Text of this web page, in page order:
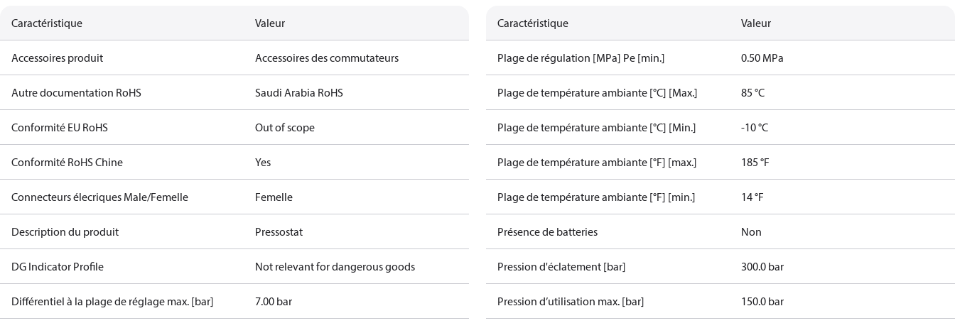
Caractéristique Valeur
Accessoires produit Accessoires des commutateurs
Autre documentation RoHS Saudi Arabia RoHS
Conformité EU RoHS Out of scope
Conformité RoHS Chine Yes
Connecteurs élecriques Male/Femelle Femelle
Description du produit Pressostat
DG Indicator Profile Not relevant for dangerous goods
Différentiel à la plage de réglage max. [bar] 7.00 bar
Caractéristique Valeur
Plage de régulation [MPa] Pe [min.] 0.50 MPa
Plage de température ambiante [°C] [Max.] 85 °C
Plage de température ambiante [°C] [Min.] -10 °C
Plage de température ambiante [°F] [max.] 185 °F
Plage de température ambiante [°F] [min.] 14 °F
Présence de batteries Non
Pression d'éclatement [bar] 300.0 bar
Pression d’utilisation max. [bar] 150.0 bar